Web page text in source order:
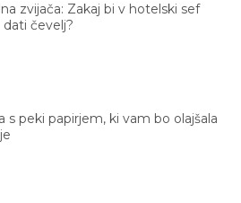
zvijača: Zakaj bi v hotelski sef
dati čevelj?
s peki papirjem, ki vam bo olajšala